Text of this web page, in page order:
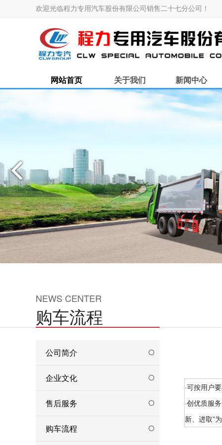
欢迎光临程力专用汽车股份有限公司销售二十七分公司！
网站首页 关于我们 新闻中心
NEWS CENTER
购车流程
公司简介
企业文化
售后服务
购车流程
·可按用户
·创优质服
新、进取”